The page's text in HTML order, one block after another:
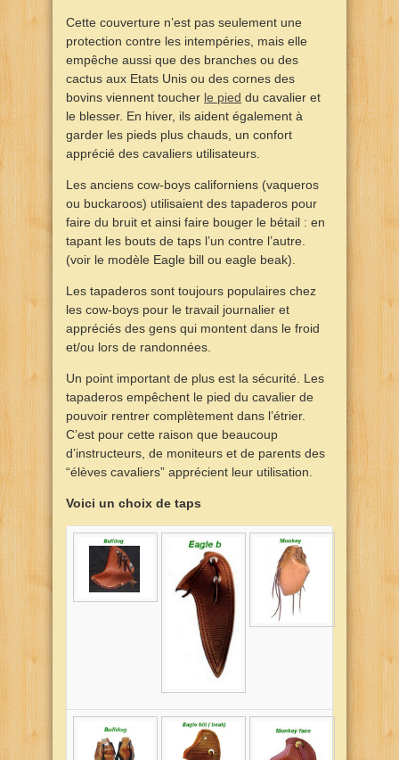
Cette couverture n’est pas seulement une
protection contre les intempéries, mais elle
empêche aussi que des branches ou des
cactus aux Etats Unis ou des cornes des
bovins viennent toucher le pied du cavalier et
le blesser. En hiver, ils aident également à
garder les pieds plus chauds, un confort
apprécié des cavaliers utilisateurs.
Les anciens cow-boys californiens (vaqueros
ou buckaroos) utilisaient des tapaderos pour
faire du bruit et ainsi faire bouger le bétail : en
tapant les bouts de taps l’un contre l’autre.
(voir le modèle Eagle bill ou eagle beak).
Les tapaderos sont toujours populaires chez
les cow-boys pour le travail journalier et
appréciés des gens qui montent dans le froid
et/ou lors de randonnées.
Un point important de plus est la sécurité. Les
tapaderos empêchent le pied du cavalier de
pouvoir rentrer complètement dans l’étrier.
C’est pour cette raison que beaucoup
d’instructeurs, de moniteurs et de parents des
“élèves cavaliers” apprécient leur utilisation.
Voici un choix de taps